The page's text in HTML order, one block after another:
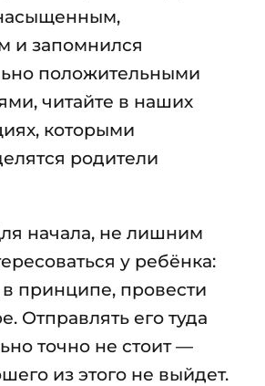
и запомнился
положительными
читайте в наших
которыми
родители
начала, не лишним
у ребёнка:
в принципе, провести
Отправлять его туда
точно не стоит —
из этого не выйдет.